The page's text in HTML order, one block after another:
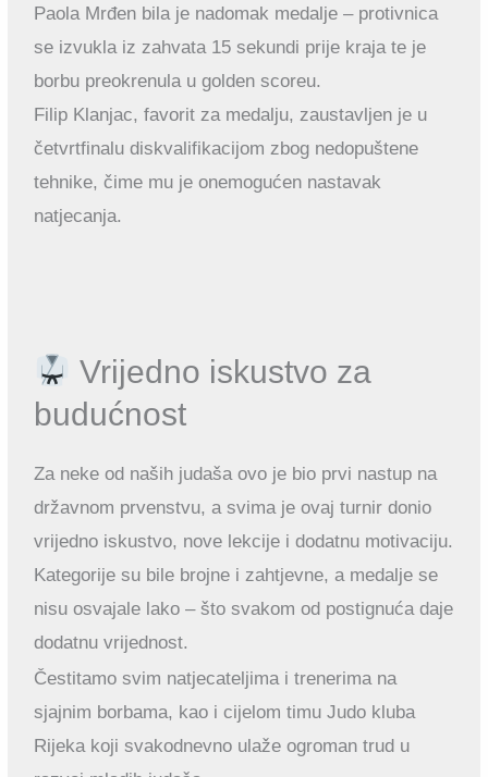
Paola Mrđen bila je nadomak medalje – protivnica
se izvukla iz zahvata 15 sekundi prije kraja te je
borbu preokrenula u golden scoreu.
Filip Klanjac, favorit za medalju, zaustavljen je u
četvrtfinalu diskvalifikacijom zbog nedopuštene
tehnike, čime mu je onemogućen nastavak
natjecanja.
Vrijedno iskustvo za
budućnost
Za neke od naših judaša ovo je bio prvi nastup na
državnom prvenstvu, a svima je ovaj turnir donio
vrijedno iskustvo, nove lekcije i dodatnu motivaciju.
Kategorije su bile brojne i zahtjevne, a medalje se
nisu osvajale lako – što svakom od postignuća daje
dodatnu vrijednost.
Čestitamo svim natjecateljima i trenerima na
sjajnim borbama, kao i cijelom timu Judo kluba
Rijeka koji svakodnevno ulaže ogroman trud u